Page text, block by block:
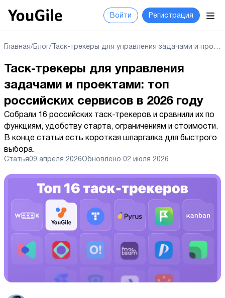
Войти Регистрация
Главная/ Блог/ Таск-трекеры для управления задачами и проектами: топ российских сервисов в 2026 году
Таск-трекеры для управления
задачами и проектами: топ
российских сервисов в 2026 году
Собрали 16 российских таск-трекеров и сравнили их по
функциям, удобству старта, ограничениям и стоимости.
В конце статьи есть короткая шпаргалка для быстрого
выбора.
Статья09 апреля 2026Обновлено 02 июля 2026